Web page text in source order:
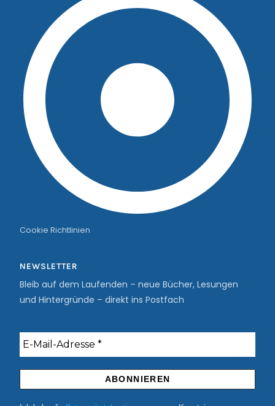
Cookie Richtlinien
NEWSLETTER
Bleib auf dem Laufenden – neue Bücher, Lesungen
und Hintergründe – direkt ins Postfach